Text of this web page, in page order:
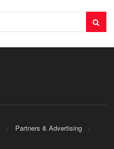
Partners & Advertising